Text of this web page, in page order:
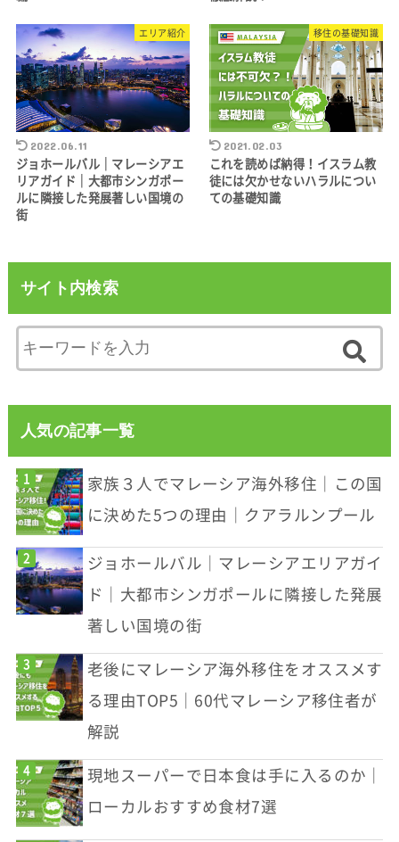
エリア紹介
2022.06.11
ジョホールバル｜マレーシアエ
リアガイド｜大都市シンガポー
ルに隣接した発展著しい国境の
街
移住の基礎知識
2021.02.03
これを読めば納得！イスラム教
徒には欠かせないハラルについ
ての基礎知識
サイト内検索
人気の記事一覧
家族３人でマレーシア海外移住｜この国
に決めた5つの理由｜クアラルンプール
ジョホールバル｜マレーシアエリアガイ
ド｜大都市シンガポールに隣接した発展
著しい国境の街
老後にマレーシア海外移住をオススメす
る理由TOP5｜60代マレーシア移住者が
解説
現地スーパーで日本食は手に入るのか｜
ローカルおすすめ食材7選